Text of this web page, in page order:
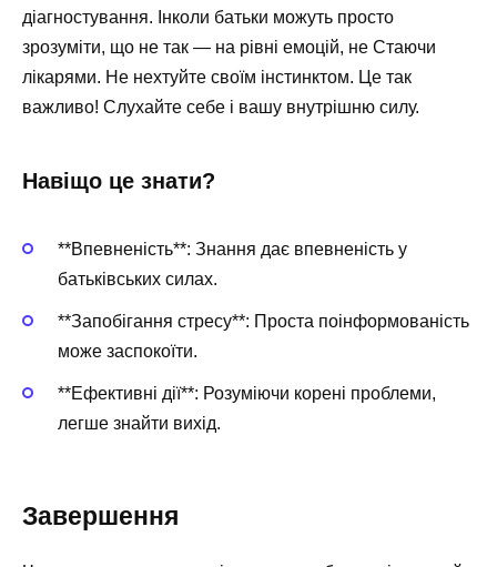
діагностування. Інколи батьки можуть просто
зрозуміти, що не так — на рівні емоцій, не Стаючи
лікарями. Не нехтуйте своїм інстинктом. Це так
важливо! Слухайте себе і вашу внутрішню силу.
Навіщо це знати?
**Впевненість**: Знання дає впевненість у
батьківських силах.
**Запобігання стресу**: Проста поінформованість
може заспокоїти.
**Ефективні дії**: Розуміючи корені проблеми,
легше знайти вихід.
Завершення